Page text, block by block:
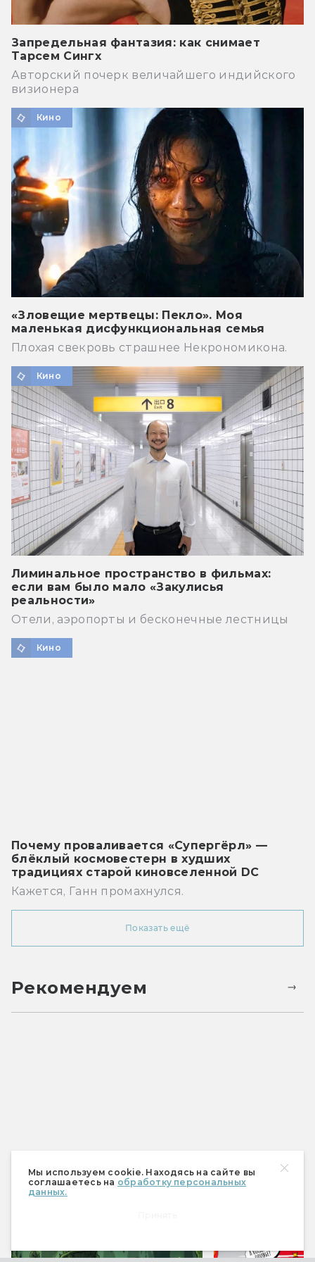
Мы используем cookie. Находясь на сайте вы
соглашаетесь на обработку персональных
данных.
Запредельная фантазия: как снимает
Тарсем Сингх
Авторский почерк величайшего индийского
визионера
Кино
«Зловещие мертвецы: Пекло». Моя
маленькая дисфункциональная семья
Плохая свекровь страшнее Некрономикона.
Кино
Лиминальное пространство в фильмах:
если вам было мало «Закулисья
реальности»
Отели, аэропорты и бесконечные лестницы
Кино
Почему проваливается «Супергёрл» —
блёклый космовестерн в худших
традициях старой киновселенной DC
Кажется, Ганн промахнулся.
Показать ещё
Рекомендуем
Спецпроекты